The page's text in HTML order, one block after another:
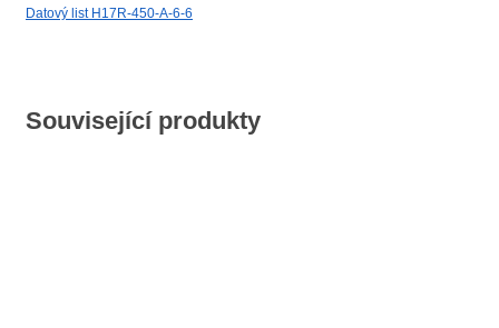
Datový list H17R-450-A-6-6
Související produkty